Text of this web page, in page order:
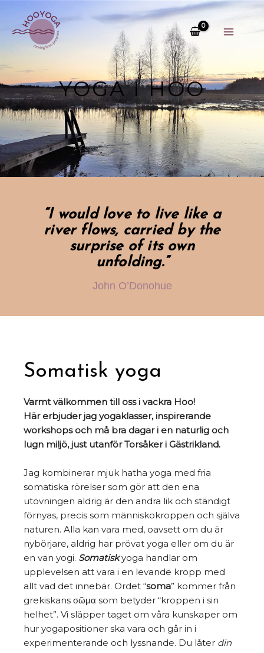
content
YOGA I HOO
“I would love to live like a
river flows, carried by the
surprise of its own
unfolding.”
John O’Donohue
Somatisk yoga​
Varmt välkommen till oss i vackra Hoo!
Här erbjuder jag yogaklasser, inspirerande
workshops och må bra dagar i en naturlig och
lugn miljö, just utanför Torsåker i Gästrikland.
Jag kombinerar mjuk hatha yoga med fria
somatiska rörelser som gör att den ena
utövningen aldrig är den andra lik och ständigt
förnyas, precis som människokroppen och själva
naturen. Alla kan vara med, oavsett om du är
nybörjare, aldrig har prövat yoga eller om du är
en van yogi. Somatiskyoga handlar om
upplevelsen att vara i en levande kropp med
allt vad det innebär. Ordet “soma” kommer från
grekiskans σῶμα som betyder “kroppen i sin
helhet”. Vi släpper taget om våra kunskaper om
hur yogapositioner ska vara och går in i
experimenterande och lyssnande. Du låter din